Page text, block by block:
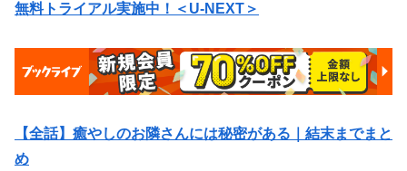
無料トライアル実施中！＜U-NEXT＞
【全話】癒やしのお隣さんには秘密がある｜結末までまと
め